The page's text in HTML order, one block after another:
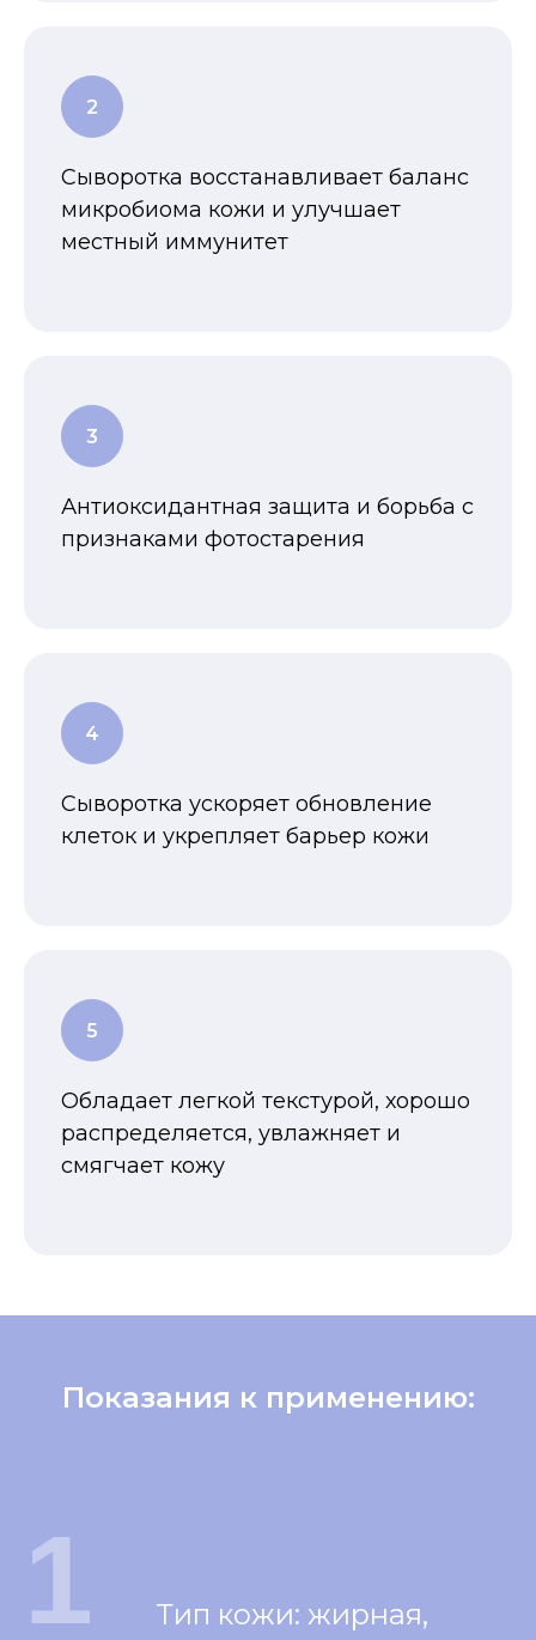
Сыворотка восстанавливает баланс
микробиома кожи и улучшает
местный иммунитет
Антиоксидантная защита и борьба с
признаками фотостарения
Сыворотка ускоряет обновление
клеток и укрепляет барьер кожи
Обладает легкой текстурой, хорошо
распределяется, увлажняет и
смягчает кожу
Показания к применению:
Тип кожи: жирная,
1